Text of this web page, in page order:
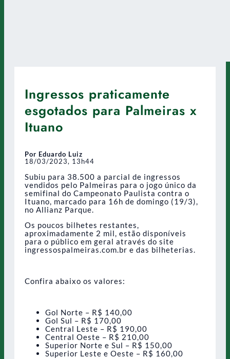
Ingressos praticamente
esgotados para Palmeiras x
Ituano
Por Eduardo Luiz
18/03/2023, 13h44
Subiu para 38.500 a parcial de ingressos
vendidos pelo Palmeiras para o jogo único da
semifinal do Campeonato Paulista contra o
Ituano, marcado para 16h de domingo (19/3),
no Allianz Parque.
Os poucos bilhetes restantes,
aproximadamente 2 mil, estão disponíveis
para o público em geral através do site
ingressospalmeiras.com.br e das bilheterias.
Confira abaixo os valores:
Gol Norte – R$ 140,00
Gol Sul – R$ 170,00
Central Leste – R$ 190,00
Central Oeste – R$ 210,00
Superior Norte e Sul – R$ 150,00
Superior Leste e Oeste – R$ 160,00